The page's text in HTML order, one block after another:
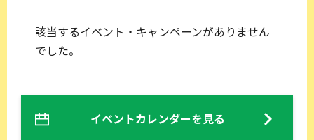
該当するイベント・キャンペーンがありません
でした。
イベントカレンダーを見る